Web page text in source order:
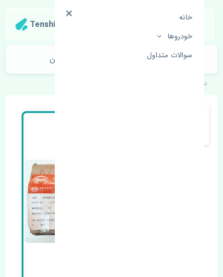
خانه
خودروها
سوالات متداول
Tenshipart
کمک فنر جلو چپ بی وای دی S6 چین
تنشی‌پارت